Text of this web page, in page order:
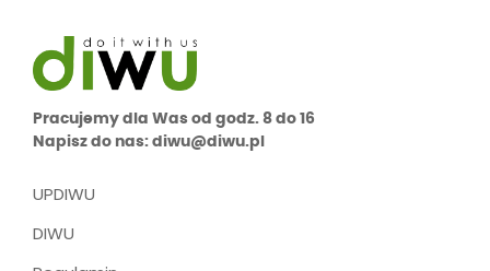
Pracujemy dla Was od godz. 8 do 16
Napisz do nas: diwu@diwu.pl
UPDIWU
DIWU